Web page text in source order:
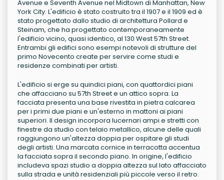
Avenue e Seventh Avenue nel Midtown di Manhattan, New
York City. L'edificio è stato costruito tra il 1907 e il 1909 ed è
stato progettato dallo studio di architettura Pollard e
Steinam, che ha progettato contemporaneamente
l'edificio vicino, quasi identico, al 130 West 57th Street.
Entrambi gli edifici sono esempi notevoli di strutture del
primo Novecento create per servire come studi e
residenze combinati per artisti.
L'edificio si erge su quindici piani, con quattordici piani
che affacciano su 57th Street e un attico sopra. La
facciata presenta una base rivestita in pietra calcarea
per i primi due piani e un'esterno in mattoni ai piani
superiori. Il design incorpora lucernari ampi e stretti con
finestre da studio con telaio metallico, alcune delle quali
raggiungono un'altezza doppia per ospitare gli studi
degli artisti. Una marcata cornice in terracotta accentua
la facciata sopra il secondo piano. In origine, l'edificio
includeva spazi studio a doppia altezza sul lato affacciato
sulla strada e unità residenziali più piccole verso il retro.